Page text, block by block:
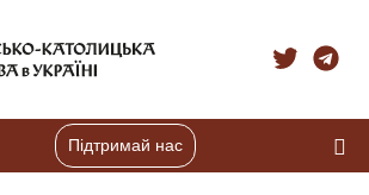
Підтримай нас